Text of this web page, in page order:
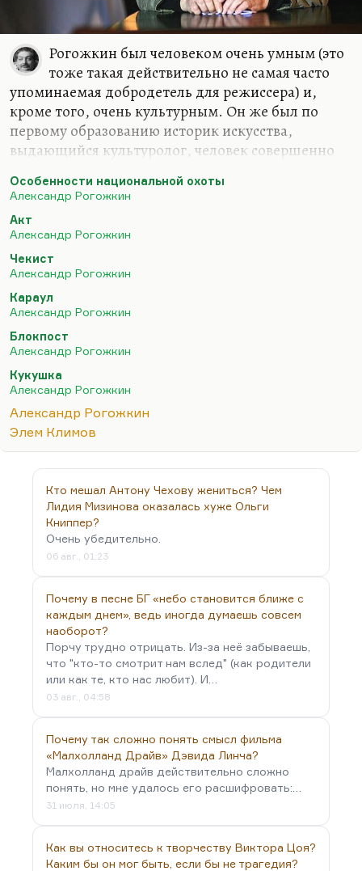
Рогожкин был человеком очень умным (это
тоже такая действительно не самая часто
упоминаемая добродетель для режиссера) и,
кроме того, очень культурным. Он же был по
первому образованию историк искусства,
выдающийся культуролог, человек совершенно
применить. Поэтому я не сомневаюсь в том, что
если он и писал стихи, то это было, по крайней
мере, профессионально, по крайней мере,
качественно.
Дело в том, что, как мне кажется, Рогожкин
обладал одной способностью. Знаете, есть такая
приправа — глутамат натрия называется. Она
делает рыбу более рыбной, мясо более мясным.
Она не имеет собственного вкуса, но
подчеркивает вкус тех вещей, с которыми…
Особенности национальной охоты
Александр Рогожкин
Акт
Александр Рогожкин
Чекист
Александр Рогожкин
Караул
Александр Рогожкин
Блокпост
Александр Рогожкин
Кукушка
Александр Рогожкин
Александр Рогожкин
Элем Климов
Кто мешал Антону Чехову жениться? Чем
Лидия Мизинова оказалась хуже Ольги
Книппер?
Очень убедительно.
06 авг., 01:23
Почему в песне БГ «небо становится ближе с
каждым днем», ведь иногда думаешь совсем
наоборот?
Порчу трудно отрицать. Из-за неё забываешь,
что "кто-то смотрит нам вслед" (как родители
или как те, кто нас любит). И…
03 авг., 04:58
Почему так сложно понять смысл фильма
«Малхолланд Драйв» Дэвида Линча?
Малхолланд драйв действительно сложно
понять, но мне удалось его расшифровать:…
31 июля, 14:05
Как вы относитесь к творчеству Виктора Цоя?
Каким бы он мог быть, если бы не трагедия?